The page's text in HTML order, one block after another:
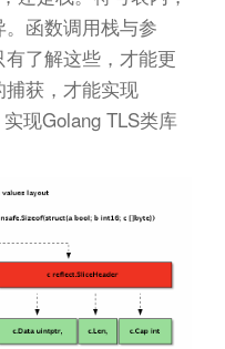
函数调用栈与参
了解这些，才能更
获，才能实现
现Golang TLS类库